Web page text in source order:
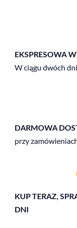
EKSPRESOWA
W ciągu dwóch
DARMOWA
przy
KUP TERAZ,
DNI